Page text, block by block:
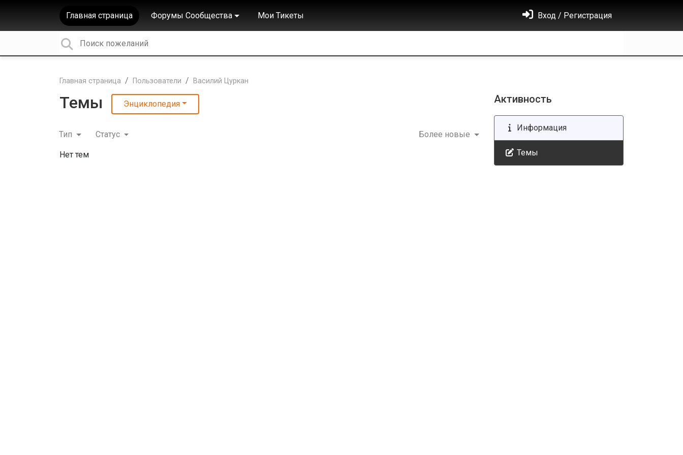
Главная страница Форумы Сообщества Мои Тикеты Вход / Регистрация
Главная страница Пользователи Василий Цуркан
Темы Энциклопедия
Тип Статус Более новые
Нет тем
Активность
Информация
Темы